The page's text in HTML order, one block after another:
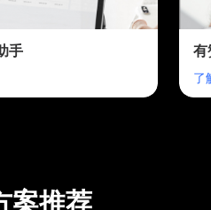
手 有
了
案推荐